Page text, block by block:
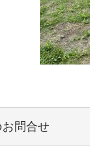
問合せ